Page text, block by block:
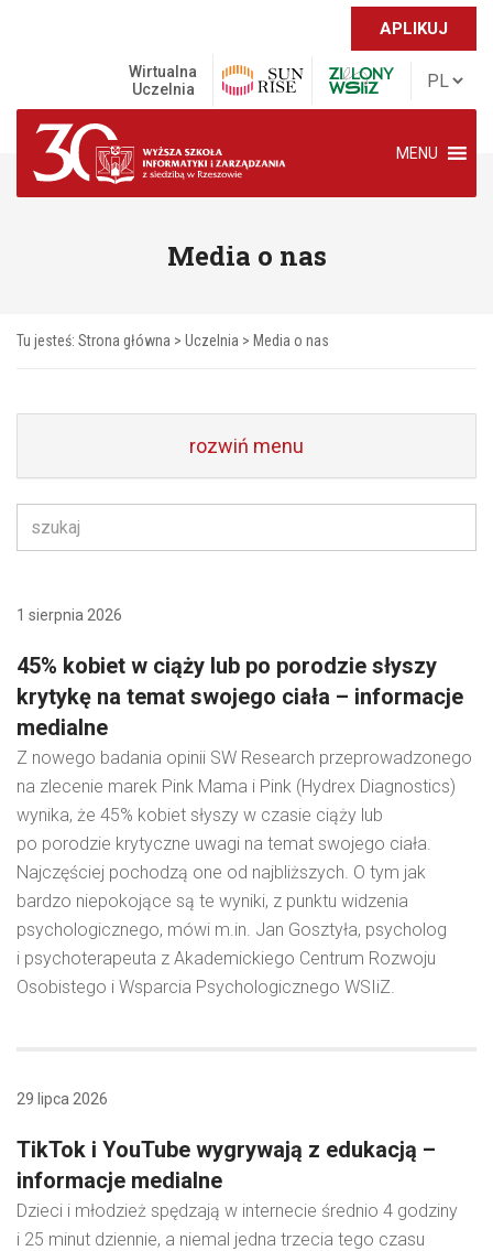
APLIKUJ
Wirtualna
Uczelnia
MENU
Media o nas
Tu jesteś: Strona główna > Uczelnia > Media o nas
rozwiń menu
1 sierpnia 2026
45% kobiet w ciąży lub po porodzie słyszy
krytykę na temat swojego ciała – informacje
medialne
Z nowego badania opinii SW Research przeprowadzonego
na zlecenie marek Pink Mama i Pink (Hydrex Diagnostics)
wynika, że 45% kobiet słyszy w czasie ciąży lub
po porodzie krytyczne uwagi na temat swojego ciała.
Najczęściej pochodzą one od najbliższych. O tym jak
bardzo niepokojące są te wyniki, z punktu widzenia
psychologicznego, mówi m.in. Jan Gosztyła, psycholog
i psychoterapeuta z Akademickiego Centrum Rozwoju
Osobistego i Wsparcia Psychologicznego WSIiZ.
29 lipca 2026
TikTok i YouTube wygrywają z edukacją –
informacje medialne
Dzieci i młodzież spędzają w internecie średnio 4 godziny
i 25 minut dziennie, a niemal jedna trzecia tego czasu